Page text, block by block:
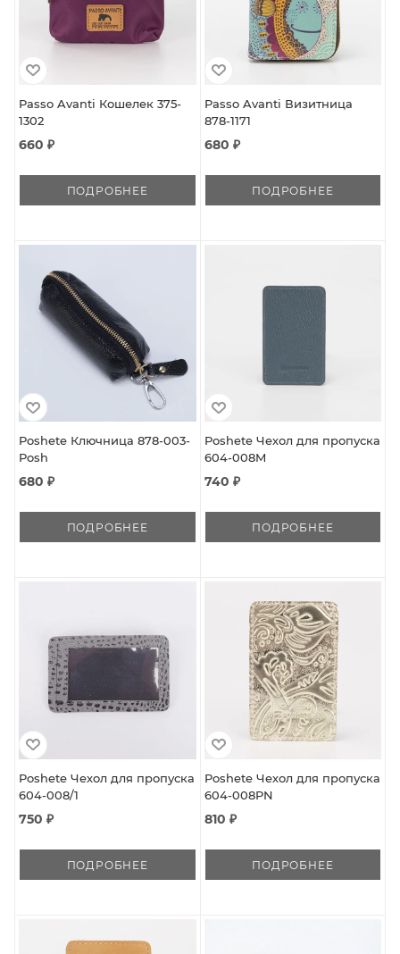
Passo Avanti Кошелек 375-
1302
660 ₽
ПОДРОБНЕЕ
Passo Avanti Визитница
878-1171
680 ₽
ПОДРОБНЕЕ
Poshete Ключница 878-003-
Posh
680 ₽
ПОДРОБНЕЕ
Poshete Чехол для пропуска
604-008M
740 ₽
ПОДРОБНЕЕ
Poshete Чехол для пропуска
604-008/1
750 ₽
ПОДРОБНЕЕ
Poshete Чехол для пропуска
604-008PN
810 ₽
ПОДРОБНЕЕ